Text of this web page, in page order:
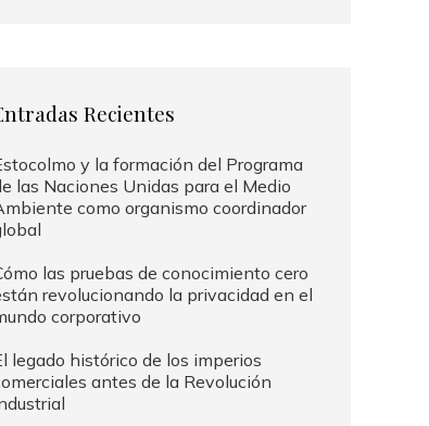
Recientes
y la formación del Programa
las Naciones Unidas para el Medio
como organismo coordinador
las pruebas de conocimiento cero
revolucionando la privacidad en el
corporativo
legado histórico de los imperios
antes de la Revolución